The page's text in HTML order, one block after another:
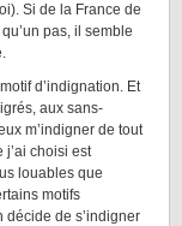
Si de la France de
pas, il semble
d’indignation. Et
aux sans-
m’indigner de tout
j’ai choisi est
louables que
motifs
décide de s’indigner